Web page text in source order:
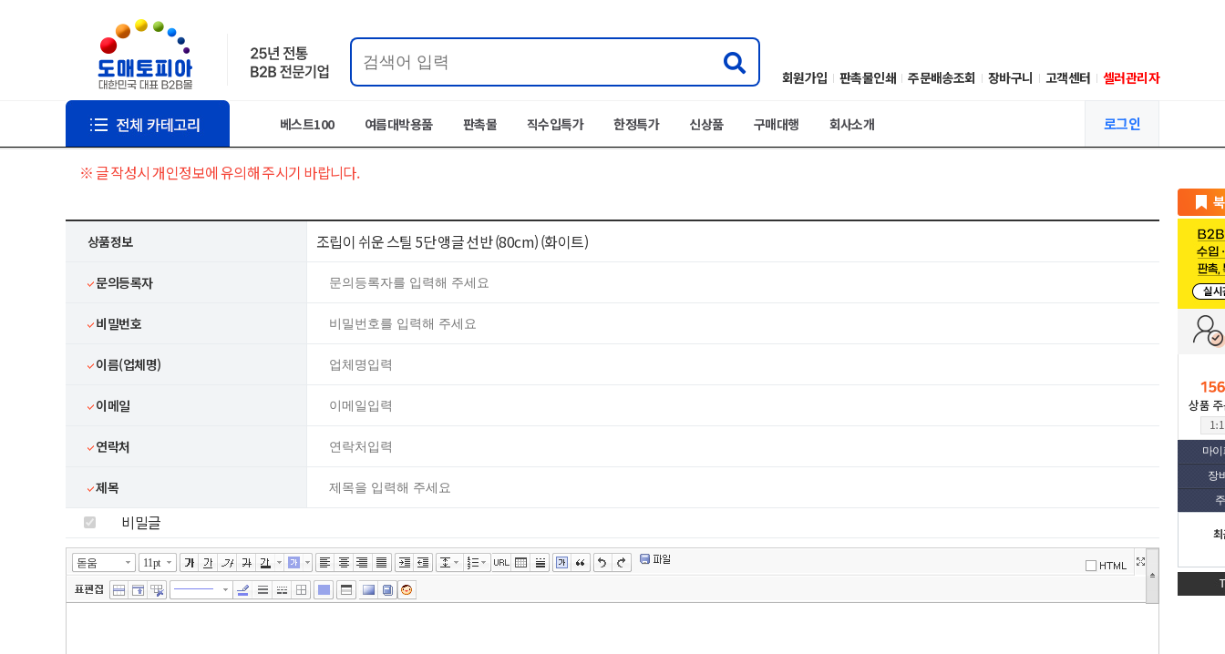
회원가입 판촉물인쇄 주문배송조회 장바구니 고객센터 셀러관리자
베스트100 여름대박용품 판촉물 직수입특가 한정특가 신상품 구매대행 회사소개 로그인
마
장
※ 글 작성시 개인정보에 유의해 주시기 바랍니다.
상품정보 조립이 쉬운 스틸 5단 앵글 선반 (80cm) (화이트)
문의등록자
비밀번호
이름(업체명)
이메일
연락처
제목
비밀글
돋움 11pt
넓게쓰기
툴바 더보기
에디터